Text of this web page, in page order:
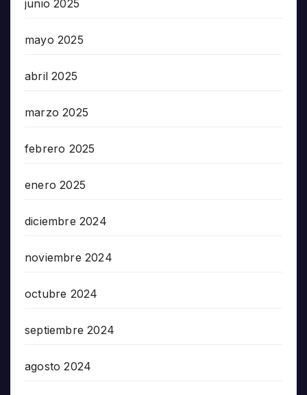
junio 2025
mayo 2025
abril 2025
marzo 2025
febrero 2025
enero 2025
diciembre 2024
noviembre 2024
octubre 2024
septiembre 2024
agosto 2024